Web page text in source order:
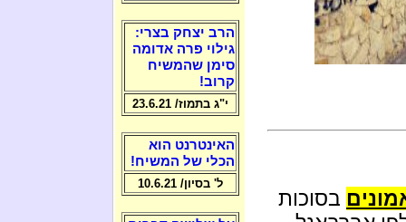
בסוכות
הרב יצחק בצרי:
גילוי פרה אדומה
סימן שהמשיח
קרוב!
י"ג בתמוז/ 23.6.21
האינטרנט הוא
הכלי של המשיח!
ל' בסיון/ 10.6.21